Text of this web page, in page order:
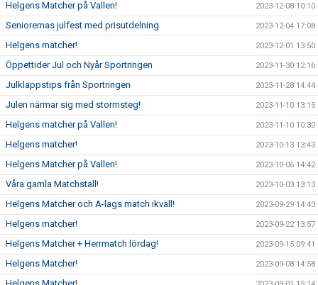
Helgens Matcher på Vallen! 2023-12-08 10:10
Seniorernas julfest med prisutdelning 2023-12-04 17:08
Helgens matcher! 2023-12-01 13:50
Öppettider Jul och Nyår Sportringen 2023-11-30 12:16
Julklappstips från Sportringen 2023-11-28 14:44
Julen närmar sig med stormsteg! 2023-11-10 13:15
Helgens matcher på Vallen! 2023-11-10 10:30
Helgens matcher! 2023-10-13 13:43
Helgens Matcher på Vallen! 2023-10-06 14:42
Våra gamla Matchställ! 2023-10-03 13:13
Helgens Matcher och A-lags match ikväll! 2023-09-29 14:43
Helgens matcher! 2023-09-22 13:57
Helgens Matcher + Herrmatch lördag! 2023-09-15 09:41
Helgens Matcher! 2023-09-08 14:58